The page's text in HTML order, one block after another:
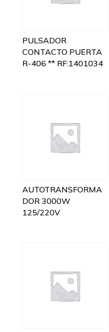
PULSADOR
CONTACTO PUERTA
R-406 ** RF:1401034
AUTOTRANSFORMA
DOR 3000W
125/220V